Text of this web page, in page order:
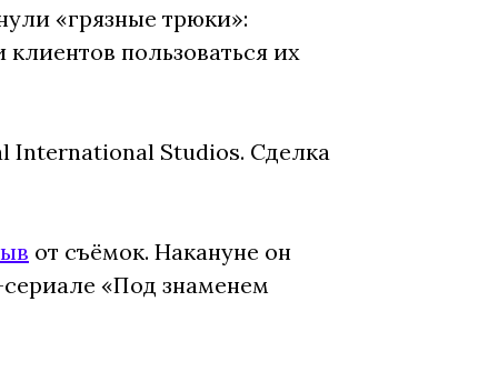
«грязные трюки»:
пользоваться их
International Studios. Сделка
от съёмок. Накануне он
«Под знаменем